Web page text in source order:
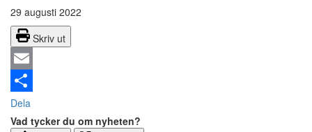
29 augusti 2022
Skriv ut
Email
Dela
Vad tycker du om nyheten?